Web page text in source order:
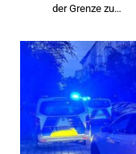
der Grenze zu…